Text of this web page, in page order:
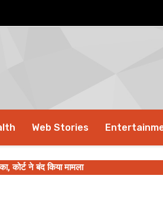
Web Stories
कोर्ट ने बंद किया मामला